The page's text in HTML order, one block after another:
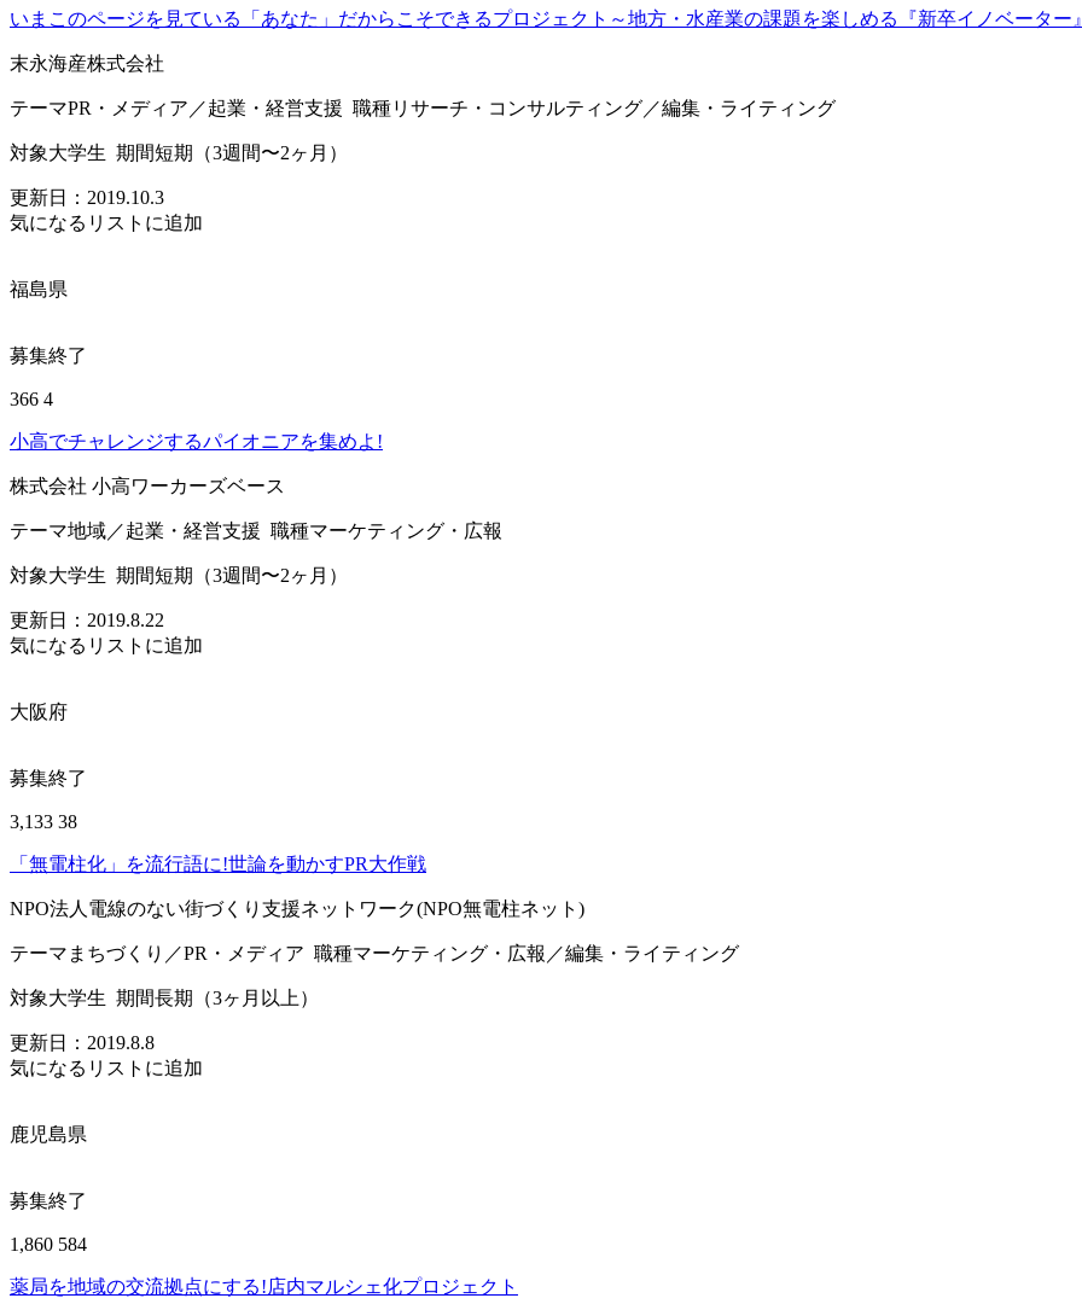
いまこのページを見ている「あなた」だからこそできるプロジェクト～地方・水産業の課題を楽しめる『新卒イノベーター
末永海産株式会社
テーマPR・メディア／起業・経営支援 職種リサーチ・コンサルティング／編集・ライティング
対象大学生 期間短期（3週間〜2ヶ月）
更新日： 2019.10.3
気になるリストに追加
福島県
募集終了
366 4
小高でチャレンジするパイオニアを集めよ!
株式会社 小高ワーカーズベース
テーマ地域／起業・経営支援 職種マーケティング・広報
対象大学生 期間短期（3週間〜2ヶ月）
更新日： 2019.8.22
気になるリストに追加
大阪府
募集終了
3,133 38
「無電柱化」を流行語に!世論を動かすPR大作戦
NPO法人電線のない街づくり支援ネットワーク(NPO無電柱ネット)
テーマ まちづくり／PR・メディア 職種マーケティング・広報／編集・ライティング
対象大学生 期間長期（3ヶ月以上）
更新日： 2019.8.8
気になるリストに追加
鹿児島県
募集終了
1,860 584
薬局を地域の交流拠点にする!店内マルシェ化プロジェクト